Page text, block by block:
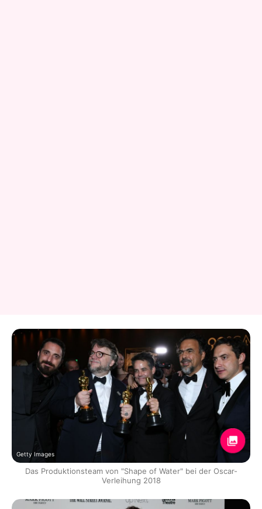
Getty Images
Das Produktionsteam von "Shape of Water" bei der Oscar-
Verleihung 2018